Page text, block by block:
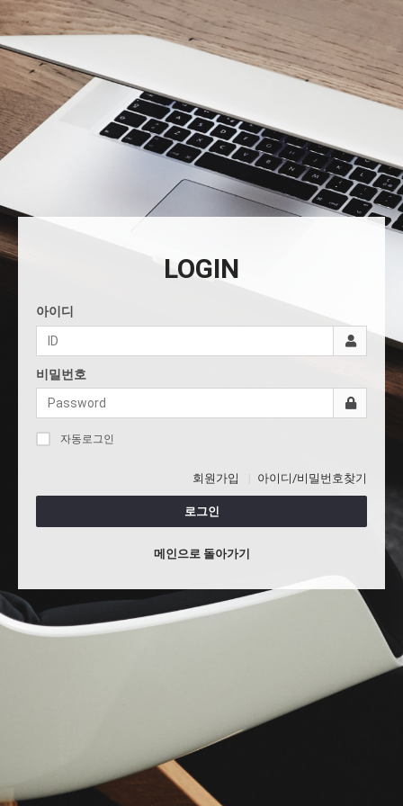
LOGIN
아이디
비밀번호
자동로그인
회원가입 아이디/비밀번호찾기
로그인
메인으로 돌아가기